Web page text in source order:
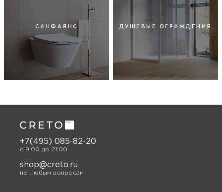
САНФАЯНС ДУШЕВЫЕ ОГРАЖДЕНИЯ
+7(495) 085-82-20
c 9:00 до 21:00
shop@creto.ru
по любым вопросам